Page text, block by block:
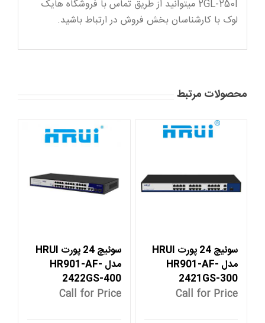
2GL-250I میتوانید از طریق تماس با فروشگاه هایک
لوک با کارشناسان بخش فروش در ارتباط باشید.
محصولات مرتبط
سوئیچ 24 پورت HRUI
مدل HR901-AF-
2421GS-300
Call for Price
سوئیچ 24 پورت HRUI
مدل HR901-AF-
2422GS-400
Call for Price